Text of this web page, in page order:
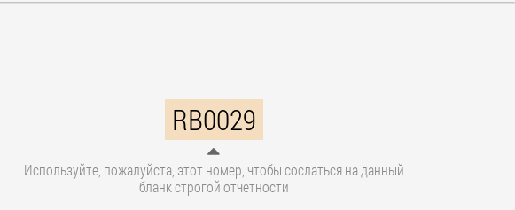
RB0029
Используйте, пожалуйста, этот номер, чтобы сослаться на данный
бланк строгой отчетности